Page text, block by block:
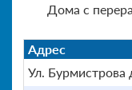
Дома с
Адрес
Ул. Бурмистрова